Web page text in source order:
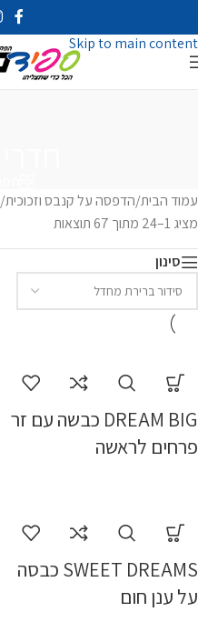
Skip to main content
עמוד הבית/הדפסה על קנבס וזכוכית/
מציג 1–24 מתוך 67 תוצאות
סינון
DREAM BIG כבשה עם זר
פרחים לראשה
SWEET DREAMS כבסה
על ענן חום